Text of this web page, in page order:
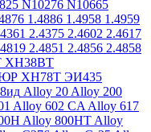
N10276 N10665
1.4886 1.4958 1.4959
2.4375 2.4602 2.4617
2.4851 2.4856 2.4858
ХН38ВТ
ХН78Т ЭИ435
Alloy 20 Alloy 200
Alloy 602 CA Alloy 617
Alloy 800HT Alloy